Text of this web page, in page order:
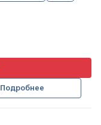
Подробнее